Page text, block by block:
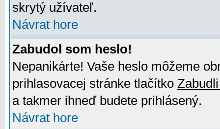
skrytý užívateľ.
Návrat hore
Zabudol som heslo!
Nepanikárte! Vaše heslo môžeme
prihlasovacej stránke tlačítko
a takmer ihneď budete prihlásený.
Návrat hore